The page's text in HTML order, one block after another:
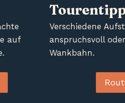
auf
Verschiedene
anspruchsvoll
Wankbahn.